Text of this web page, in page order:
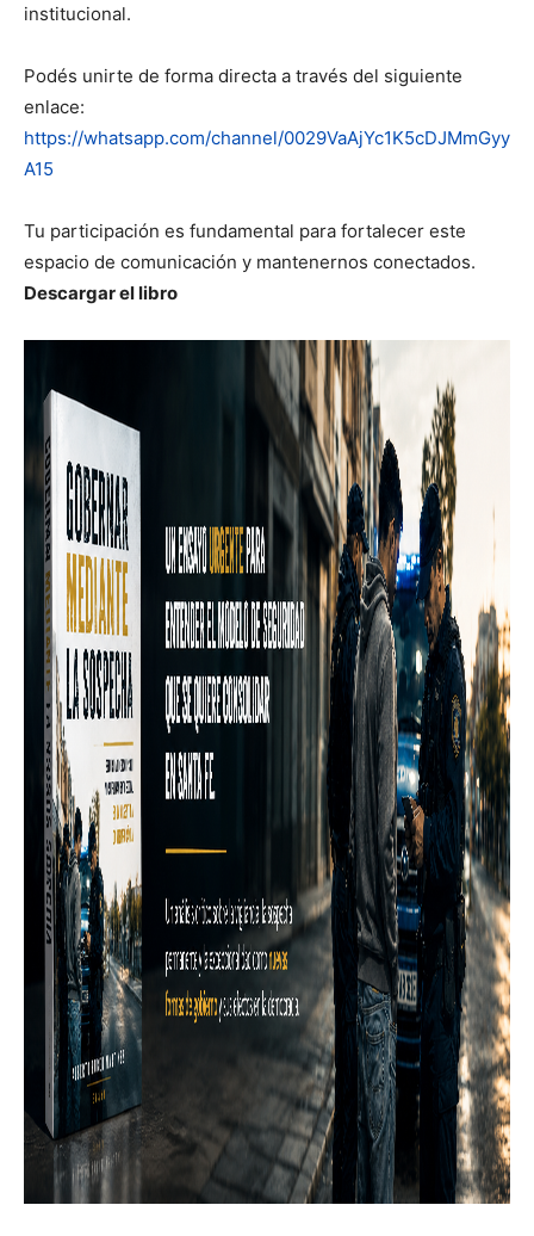
institucional.
Podés unirte de forma directa a través del siguiente
enlace:
https://whatsapp.com/channel/0029VaAjYc1K5cDJMmGyy
A15
Tu participación es fundamental para fortalecer este
espacio de comunicación y mantenernos conectados.
Descargar el libro